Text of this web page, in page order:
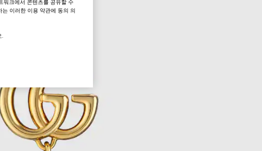
워크에서 콘텐츠를 공유할 수
이러한 이용 약관에 동의 의
.